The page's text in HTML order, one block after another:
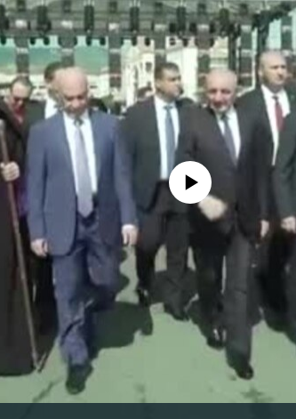
No media source currently